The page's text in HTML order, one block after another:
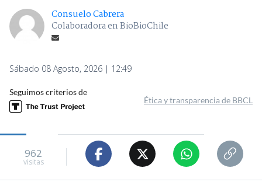
Consuelo Cabrera
Colaboradora en BioBioChile
Sábado 08 Agosto, 2026 | 12:49
Seguimos criterios de
Ética y transparencia de BBCL
962
visitas